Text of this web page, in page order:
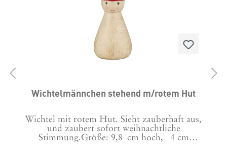
Wichtelmännchen stehend m/rotem Hut
Wichtel mit rotem Hut. Sieht zauberhaft aus,
und zaubert sofort weihnachtliche
Stimmung.Größe: 9,8 cm hoch, 4 cm